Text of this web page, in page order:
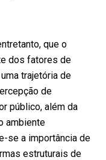
que o
dos fatores de
trajetória de
de
público, além da
ambiente
se a importância de
estruturais de